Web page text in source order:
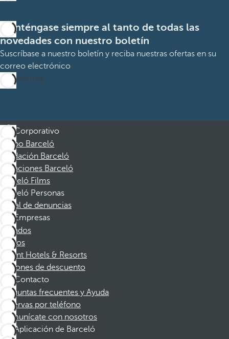
Manténgase siempre al tanto de todas las
novedades con nuestro boletín
Suscríbase a nuestro boletín y reciba nuestras ofertas en su
correo electrónico
Suscribirme
Corporativo
Grupo Barceló
Fundación Barceló
Vacaciones Barceló
Barceló Films
Barceló Personas
Canal de denuncias
Empresas
Afiliados
Socios
Dorint Hotels & Resorts
Cupones de descuento
Contacto
Preguntas frecuentes y Ayuda
Reservas por teléfono
Comunícate con nosotros
Aplicación de Barceló